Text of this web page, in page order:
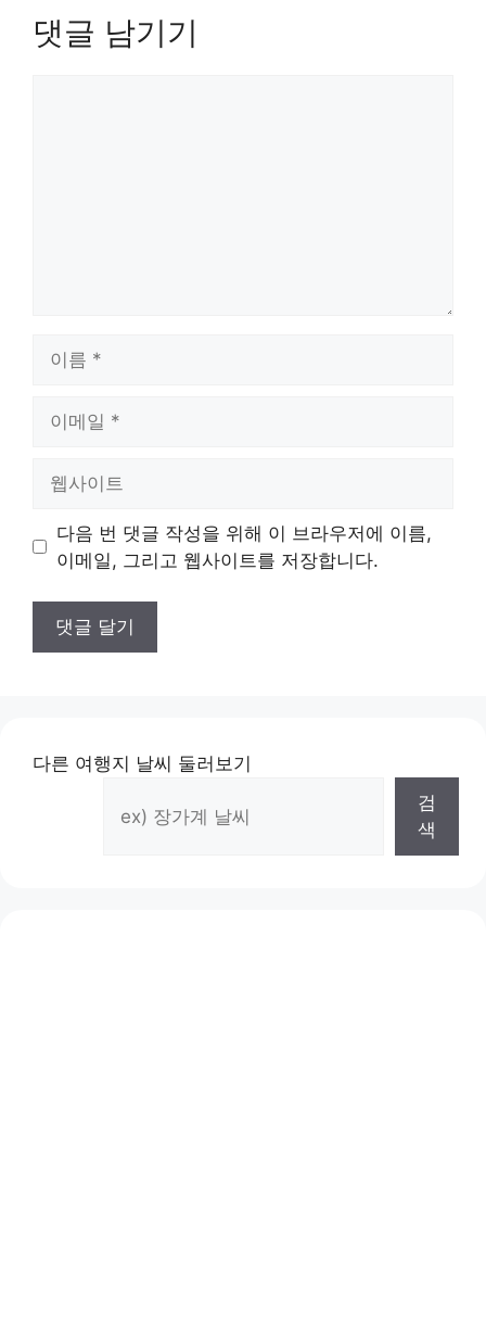
댓글 남기기
트
다음 번 댓글 작성을 위해 이 브라우저에 이름,
이메일, 그리고 웹사이트를 저장합니다.
다른 여행지 날씨 둘러보기
검
색